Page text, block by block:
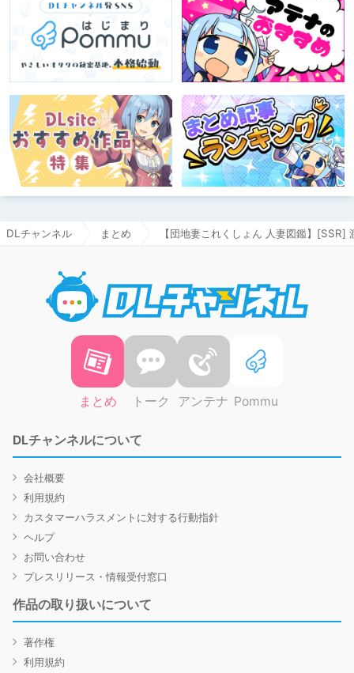
DLチャンネル まとめ 【団地妻これくしょん 人妻図鑑】
まとめ トーク アンテナ Pommu
DLチャンネルについて
会社概要
利用規約
カスタマーハラスメントに対する行動指針
ヘルプ
お問い合わせ
プレスリリース・情報受付窓口
作品の取り扱いについて
著作権
利用規約